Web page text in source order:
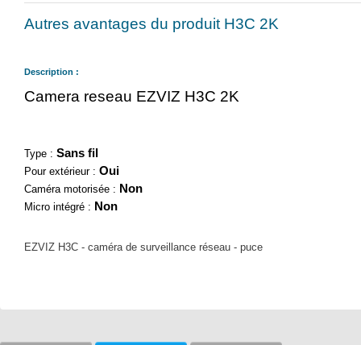
Autres avantages du produit H3C 2K
Description :
Camera reseau EZVIZ H3C 2K
Type : Sans fil
Pour extérieur : Oui
Caméra motorisée : Non
Micro intégré : Non
EZVIZ H3C - caméra de surveillance réseau - puce